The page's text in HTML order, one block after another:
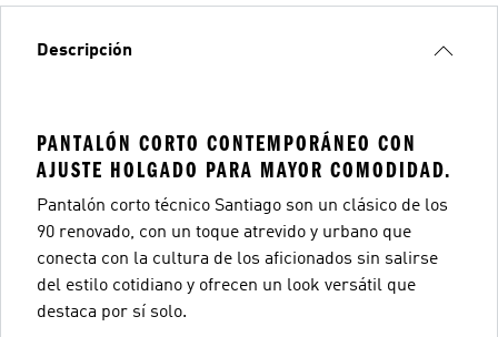
Descripción
PANTALÓN CORTO CONTEMPORÁNEO CON
AJUSTE HOLGADO PARA MAYOR COMODIDAD.
Pantalón corto técnico Santiago son un clásico de los
90 renovado, con un toque atrevido y urbano que
conecta con la cultura de los aficionados sin salirse
del estilo cotidiano y ofrecen un look versátil que
destaca por sí solo.